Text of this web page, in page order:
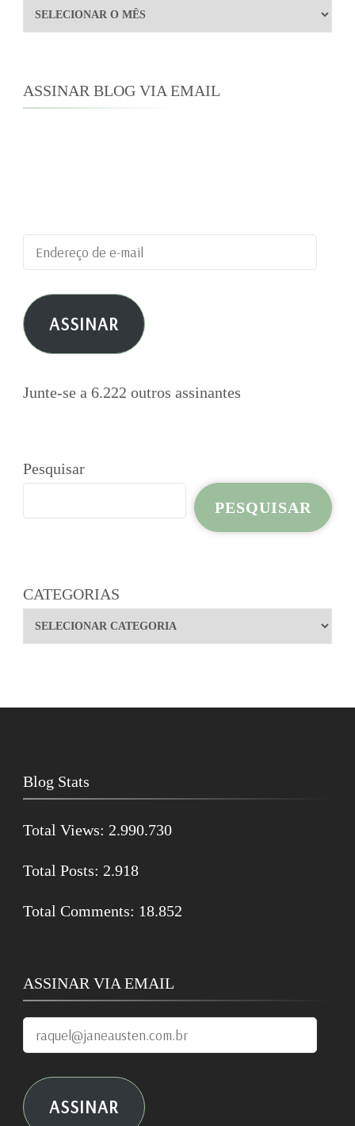
Arquivos
ASSINAR BLOG VIA EMAIL
Endereço
de
e-
mail ASSINAR
Junte-se a 6.222 outros assinantes
Pesquisar
PESQUISAR
CATEGORIAS
Blog Stats
Total Views: 2.990.730
Total Posts: 2.918
Total Comments: 18.852
ASSINAR VIA EMAIL
raquel@janeausten.com.br
ASSINAR